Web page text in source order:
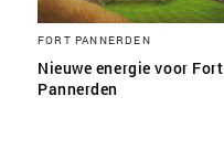
FORT PANNERDEN
Nieuwe energie voor Fort
Pannerden